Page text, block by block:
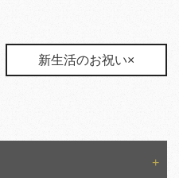
新生活のお祝い×